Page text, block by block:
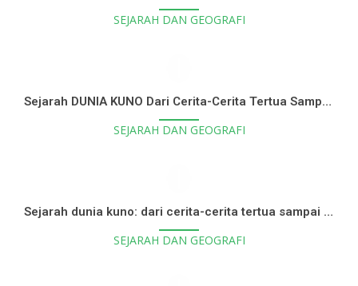
SEJARAH DAN GEOGRAFI
Sejarah DUNIA KUNO Dari Cerita-Cerita Tertua Sampai Jatuhnya Roma
SEJARAH DAN GEOGRAFI
Sejarah dunia kuno: dari cerita-cerita tertua sampai jatuhnya Roma
SEJARAH DAN GEOGRAFI